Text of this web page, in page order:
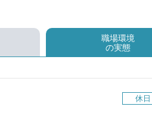
職場環境
の実態
休